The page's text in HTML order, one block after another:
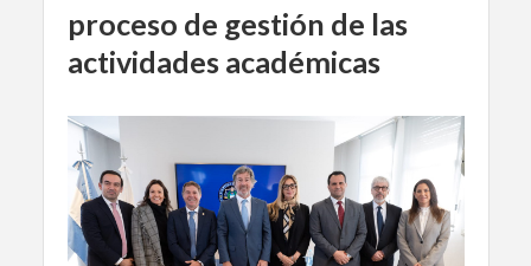
proceso de gestión de las
actividades académicas